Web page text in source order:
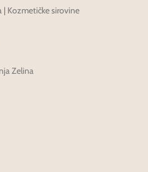
| Kozmetičke sirovine
Zelina